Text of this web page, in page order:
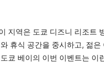
지역은 도쿄 디즈니 리조트
휴식 공간을 중시하고, 젊
쿄 베이의 이번 이벤트는 이